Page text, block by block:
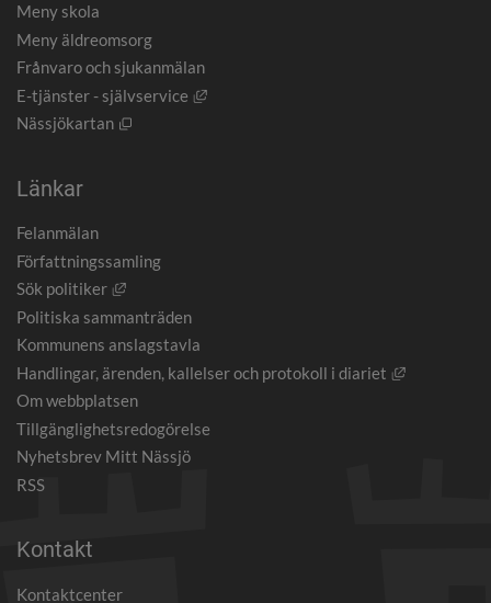
Meny skola
Meny äldreomsorg
Frånvaro och sjukanmälan
E-tjänster - självservice
Länk till annan webbplats, öppnas i
Nässjökartan
Öppnas i nytt fönster.
Länkar
Felanmälan
Författningssamling
Sök politiker
Länk till annan webbplats, öppnas i nytt fönster.
Politiska sammanträden
Kommunens anslagstavla
Handlingar, ärenden, kallelser och protokoll i diariet
Länk till
Om webbplatsen
Tillgänglighetsredogörelse
Nyhetsbrev Mitt Nässjö
RSS
Kontakt
Kontaktcenter